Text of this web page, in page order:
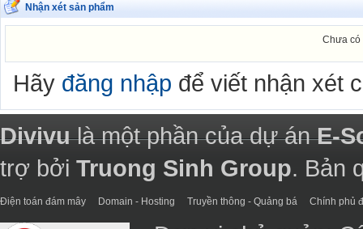
Nhận xét sản phẩm
Chưa có
Hãy đăng nhập để viết nhận xét
Divivulà một phần của dự ánE-
trợ bởi Truong Sinh Group. Bản
Điện toán đám mây Domain - Hosting Truyền thông - Quảng bá Chính phủ